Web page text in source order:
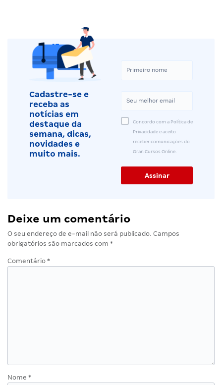
Cadastre-se e
receba as
notícias em
destaque da
semana, dicas,
novidades e
muito mais.
Concordo com a Política de
Privacidade e aceito
receber comunicações do
Gran Cursos Online.
Deixe um comentário
O seu endereço de e-mail não será publicado. Campos
obrigatórios são marcados com *
Comentário *
Nome *